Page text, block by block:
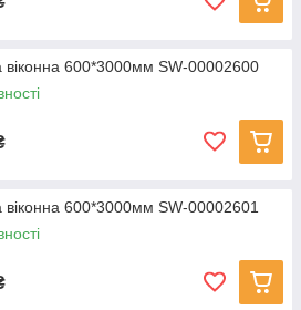
віконна 600*3000мм SW-00002600
віконна 600*3000мм SW-00002601